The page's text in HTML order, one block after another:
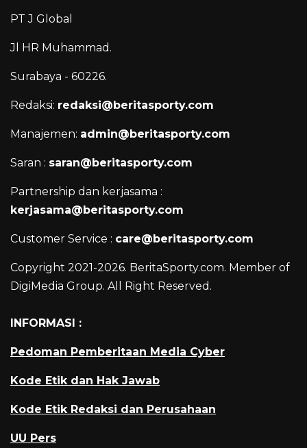
PT J Global
Jl HR Muhammad.
Surabaya - 60226.
Redaksi: redaksi@beritasporty.com
Manajemen: admin@beritasporty.com
Saran : saran@beritasporty.com
Partnership dan kerjasama :
kerjasama@beritasporty.com
Customer Service : care@beritasporty.com
Copyright 2021-2026. BeritaSporty.com. Member of
DigiMedia Group. All Right Reserved.
INFORMASI :
Pedoman Pemberitaan Media Cyber
Kode Etik dan Hak Jawab
Kode Etik Redaksi dan Perusahaan
UU Pers